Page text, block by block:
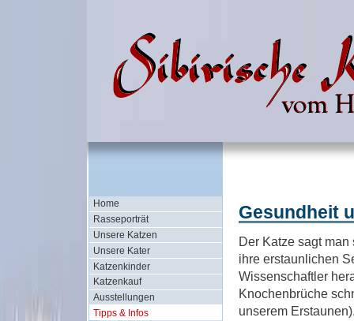
Home
Rasseporträt
Unsere Katzen
Unsere Kater
Katzenkinder
Katzenkauf
Ausstellungen
Tipps & Infos
Gesundheit
Der Katze sagt
ihre erstaunlichen
Wissenschaftler
Knochenbrüche
unserem